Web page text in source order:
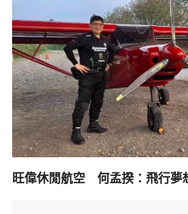
旺偉休閒航空 何孟揆：飛行夢